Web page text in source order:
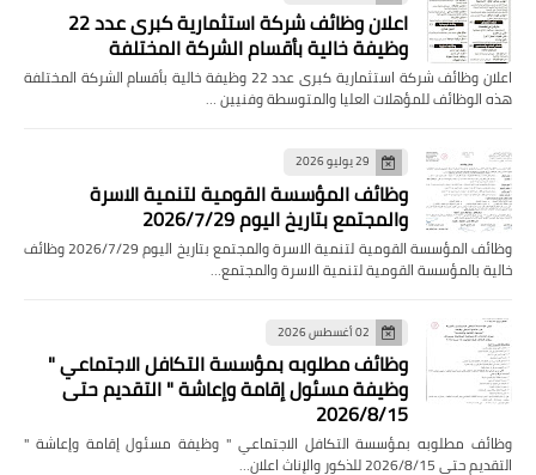
اعلان وظائف شركة استثمارية كبرى عدد 22
وظيفة خالية بأقسام الشركة المختلفة
اعلان وظائف شركة استثمارية كبرى عدد 22 وظيفة خالية بأقسام الشركة المختلفة
هذه الوظائف للمؤهلات العليا والمتوسطة وفنيين …
29 يوليو 2026
وظائف المؤسسة القومية لتنمية الاسرة
والمجتمع بتاريخ اليوم 2026/7/29
وظائف المؤسسة القومية لتنمية الاسرة والمجتمع بتاريخ اليوم 2026/7/29 وظائف
خالية بالمؤسسة القومية لتنمية الاسرة والمجتمع…
02 أغسطس 2026
وظائف مطلوبه بمؤسسة التكافل الاجتماعي "
وظيفة مسئول إقامة وإعاشة " التقديم حتى
2026/8/15
وظائف مطلوبه بمؤسسة التكافل الاجتماعي " وظيفة مسئول إقامة وإعاشة "
التقديم حتى 2026/8/15 للذكور والإناث اعلان…